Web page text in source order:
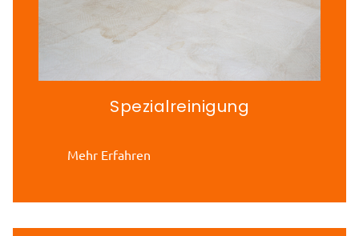
Spezialreinigung
Mehr Erfahren